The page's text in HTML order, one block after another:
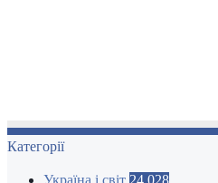
Категорії
Україна і світ 24 028